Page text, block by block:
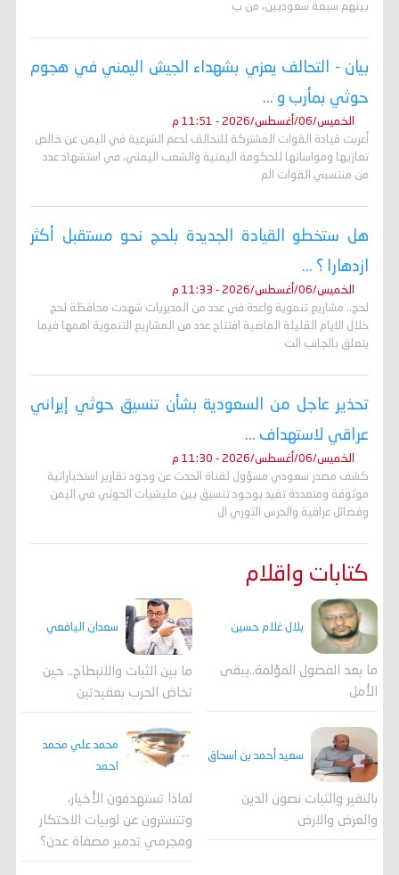
بينهم سبعة سعوديين، من ب
بيان - التحالف يعزي بشهداء الجيش اليمني في هجوم
حوثي بمأرب و ...
الخميس/06/أغسطس/2026 - 11:51 م
أعربت قيادة القوات المشتركة للتحالف لدعم الشرعية في اليمن عن خالص
تعازيها ومواساتها للحكومة اليمنية والشعب اليمني، في استشهاد عدد
من منتسبي القوات الم
هل ستخطو القيادة الجديدة بلحج نحو مستقبل أكثر
ازدهارا ؟ ...
الخميس/06/أغسطس/2026 - 11:33 م
لحج.. مشاريع تنموية واعدة في عدد من المديريات شهدت محافظة لحج
خلال الايام القليلة الماضية افتتاح عدد من المشاريع التنموية اهمها فيما
يتعلق بالجانب الت
تحذير عاجل من السعودية بشأن تنسيق حوثي إيراني
عراقي لاستهداف ...
الخميس/06/أغسطس/2026 - 11:30 م
كشف مصدر سعودي مسؤول لقناة الحدث عن وجود تقارير استخباراتية
موثوقة ومتعددة تفيد بوجود تنسيق بين مليشيات الحوثي في اليمن
وفصائل عراقية والحرس الثوري ال
كتابات واقلام
بلال غلام حسين
ما بعد الفصول المؤلمة..يبقى
الأمل
سعدان اليافعي
ما بين الثبات والانبطاح.. حين
تخاض الحرب بعقيدتين
سعيد أحمد بن اسحاق
بالنفير والثبات نصون الدين
والعرض والارض
محمد علي محمد
احمد
لماذا تستهدفون الأخيار،
وتتسترون عن لوبيات الاحتكار
ومجرمي تدمير مصفاة عدن؟